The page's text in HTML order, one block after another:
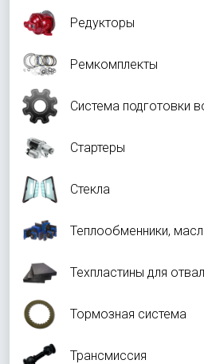
Редукторы
Ремкомплекты
Система подготовки
Стартеры
Стекла
Теплообменники,
Техпластины для
Тормозная система
Трансмиссия